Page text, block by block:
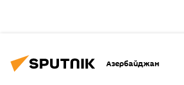
Азербайджан